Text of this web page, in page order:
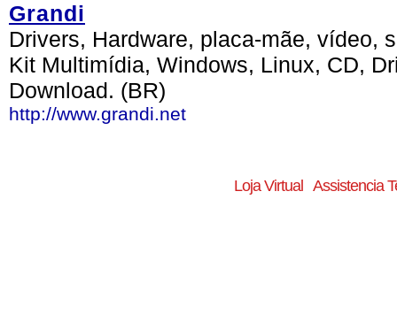
Grandi
Drivers, Hardware, placa-mãe, vídeo,
Kit Multimídia, Windows, Linux, CD,
Download. (BR)
http://www.grandi.net
Loja Virtual Assistencia